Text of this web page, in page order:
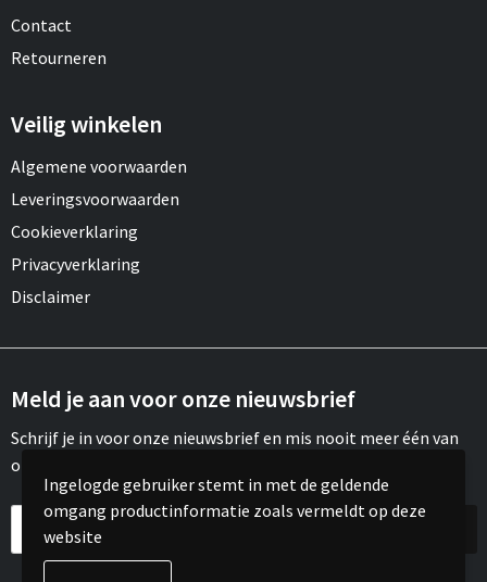
Contact
Retourneren
Veilig winkelen
Algemene voorwaarden
Leveringsvoorwaarden
Cookieverklaring
Privacyverklaring
Disclaimer
Meld je aan voor onze nieuwsbrief
Schrijf je in voor onze nieuwsbrief en mis nooit meer één van
onze leuke aanbiedingen of updates.
Ingelogde gebruiker stemt in met de geldende
omgang productinformatie zoals vermeldt op deze
website